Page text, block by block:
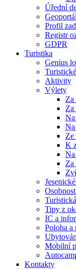
Úřední
Geoportál
Profil
Registr
GDPR
Turistika
Genius
Aktivity
Výlety
Za
Za
Na
Ze
K
Za
Tipy z
IC a
Poloha a
Mobilní
Kontakty